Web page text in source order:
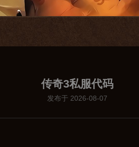
传奇3私服代码
发布于 2026-08-07